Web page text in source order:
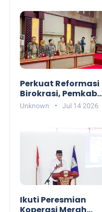
Mitigasi Bencana
Perkuat Reformasi
Birokrasi, Pemkab
Pesibar Dukung
Unknown Jul 14 2026
Ikuti Peresmian